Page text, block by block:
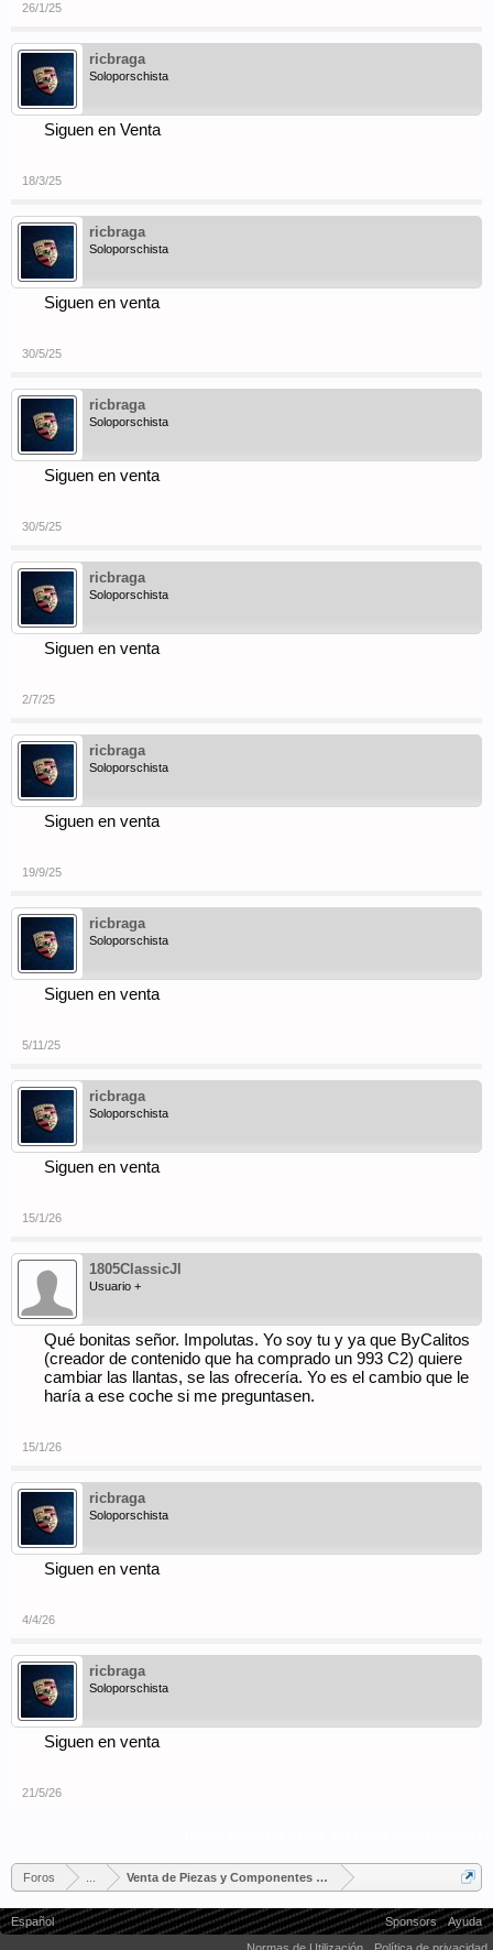
26/1/25
ricbraga
Soloporschista
Siguen en Venta
18/3/25
ricbraga
Soloporschista
Siguen en venta
30/5/25
ricbraga
Soloporschista
Siguen en venta
30/5/25
ricbraga
Soloporschista
Siguen en venta
2/7/25
ricbraga
Soloporschista
Siguen en venta
19/9/25
ricbraga
Soloporschista
Siguen en venta
5/11/25
ricbraga
Soloporschista
Siguen en venta
15/1/26
1805ClassicJl
Usuario +
Qué bonitas señor. Impolutas. Yo soy tu y ya que ByCalitos
(creador de contenido que ha comprado un 993 C2) quiere
cambiar las llantas, se las ofrecería. Yo es el cambio que le
haría a ese coche si me preguntasen.
15/1/26
ricbraga
Soloporschista
Siguen en venta
4/4/26
ricbraga
Soloporschista
Siguen en venta
21/5/26
Foros Venta de Piezas y Componentes Porsche
Español Sponsors
Ayuda